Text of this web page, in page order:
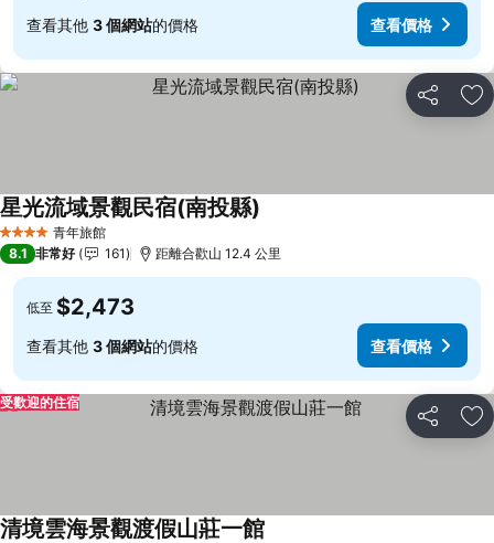
查看其他 3 個網站的價格 查看價格
分享 加
4 星級 青年旅館
星光流域景觀民宿(南投縣)
8.1 非常好 161 距離合歡山 12.4 公里
低至 $2,473
查看其他 3 個網站的價格 查看價格
分享 加
受歡迎的住宿
清境雲海景觀渡假山莊一館